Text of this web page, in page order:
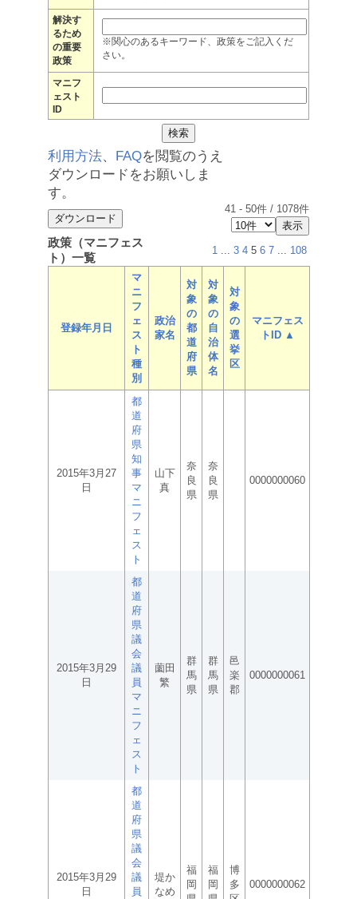
解決す
るため
の重要
政策
※関心のあるキーワード、政策をご記入くだ
さい。
マニフ
ェスト
ID
利用方法、 FAQを閲覧のうえ
ダウンロードをお願いしま
す。
41 - 50件 / 1078件
政策（マニフェス
ト）一覧
1 ... 3 4 5 6 7 ... 108
登録年月日
マ
ニ
フ
ェ
ス
ト
種
別
政治
家名
対
象
の
都
道
府
県
対
象
の
自
治
体
名
対
象
の
選
挙
区
マニフェス
トID ▲
2015年3月27
日
都
道
府
県
知
事
マ
ニ
フ
ェ
ス
ト
山下
真
奈
良
県
奈
良
県
0000000060
2015年3月29
日
都
道
府
県
議
会
議
員
マ
ニ
フ
ェ
ス
ト
薗田
繁
群
馬
県
群
馬
県
邑
楽
郡
0000000061
2015年3月29
日
都
道
府
県
議
会
議
員
堤か
なめ
福
岡
福
岡
博
多
0000000062